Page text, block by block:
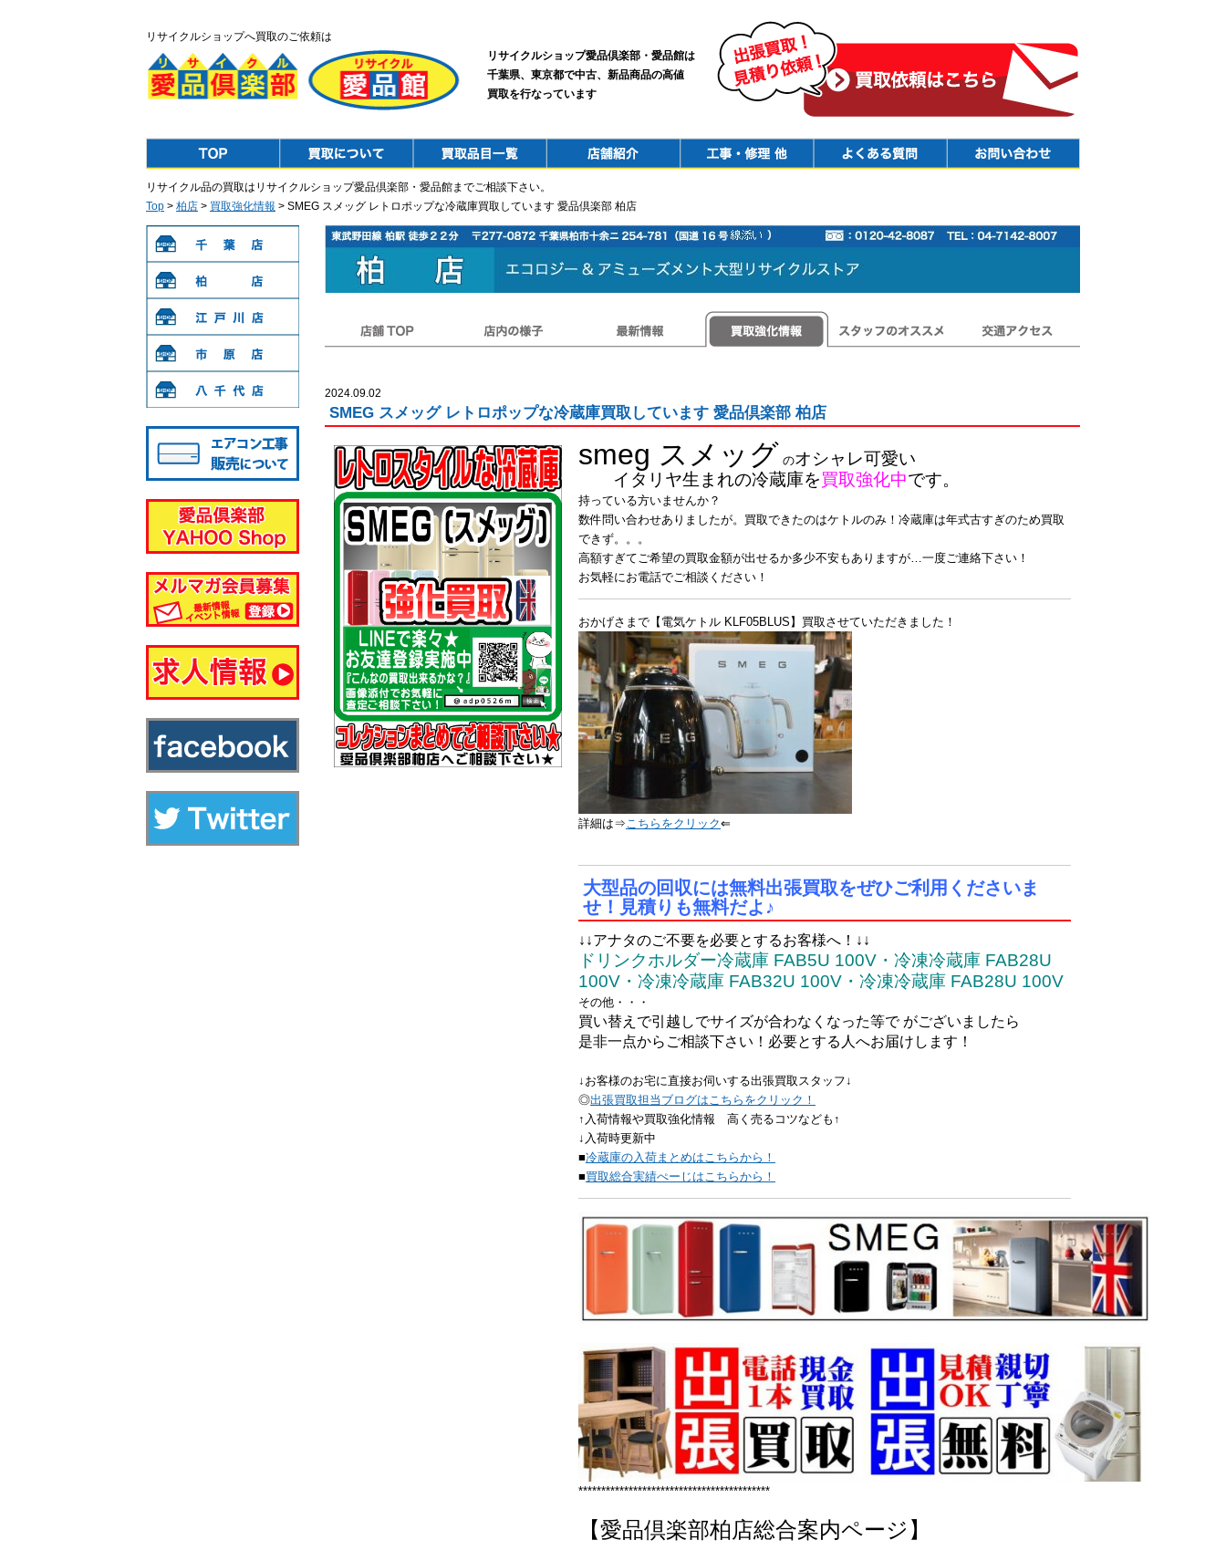
リサイクルショップへ買取のご依頼は
リサイクルショップ愛品倶楽部・愛品館は
千葉県、東京都で中古、新品商品の高値
買取を行なっています
リサイクル品の買取はリサイクルショップ愛品倶楽部・愛品館までご相談下さい。
Top > 柏店 > 買取強化情報 > SMEG スメッグ レトロポップな冷蔵庫買取しています 愛品倶楽部 柏店
2024.09.02
SMEG スメッグ レトロポップな冷蔵庫買取しています 愛品倶楽部 柏店
smeg スメッグ のオシャレ可愛い
イタリヤ生まれの冷蔵庫を買取強化中です。
持っている方いませんか？
数件問い合わせありましたが。買取できたのはケトルのみ！ 冷蔵庫は年式古すぎのため買取
できず。。。
高額すぎてご希望の買取金額が出せるか多少不安もありますが…一度ご連絡下さい！
お気軽にお電話でご相談ください！
おかげさまで【電気ケトル KLF05BLUS】買取させていただきました！
詳細は⇒こちらをクリック⇐
大型品の回収には無料出張買取をぜひご利用くださいま
せ！見積りも無料だよ♪
↓↓アナタのご不要を必要とするお客様へ！↓↓
ドリンクホルダー冷蔵庫 FAB5U 100V・冷凍冷蔵庫 FAB28U
100V・冷凍冷蔵庫 FAB32U 100V・冷凍冷蔵庫 FAB28U 100V
その他・・・
買い替えで引越しでサイズが合わなくなった等で がございましたら
是非一点からご相談下さい！必要とする人へお届けします！
↓お客様のお宅に直接お伺いする出張買取スタッフ↓
◎出張買取担当ブログはこちらをクリック！
↑入荷情報や買取強化情報 高く売るコツなども↑
↓入荷時更新中
■冷蔵庫の入荷まとめはこちらから！
■買取総合実績ぺーじはこちらから！
******************************************
【愛品倶楽部柏店総合案内ページ】